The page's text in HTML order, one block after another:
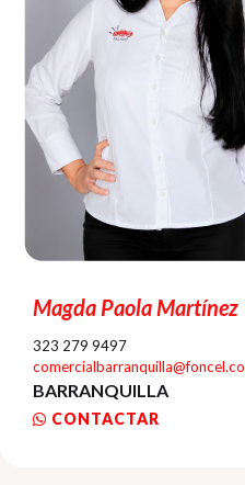
Magda Paola Martínez
323 279 9497
comercialbarranquilla@foncel.co
BARRANQUILLA
CONTACTAR